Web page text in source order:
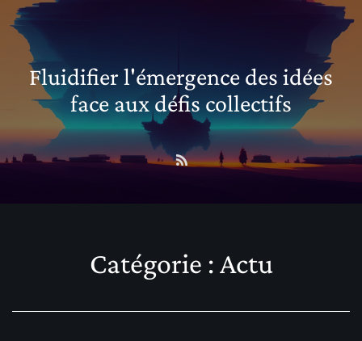
Fluidifier l'émergence des idées
face aux défis collectifs
Catégorie : Actu